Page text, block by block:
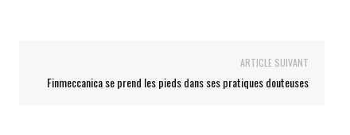
ARTICLE SUIVANT
Finmeccanica se prend les pieds dans ses pratiques douteuses